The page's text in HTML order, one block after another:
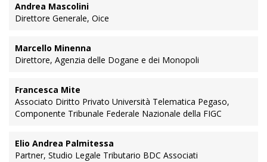
Andrea Mascolini
Direttore Generale, Oice
Marcello Minenna
Direttore, Agenzia delle Dogane e dei Monopoli
Francesca Mite
Associato Diritto Privato Università Telematica Pegaso,
Componente Tribunale Federale Nazionale della FIGC
Elio Andrea Palmitessa
Partner, Studio Legale Tributario BDC Associati